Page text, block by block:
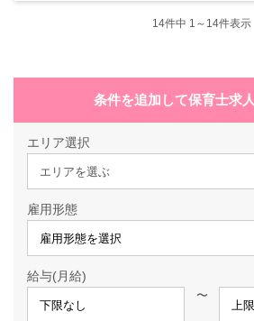
14件中 1～14件表示
条件を追加して保育士求
エリア選択
エリアを選ぶ
雇用形態
給与(月給)
〜